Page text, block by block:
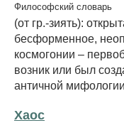
Философский словарь
(от гр.-зиять):
бесформенное,
космогонии –
возник или был
античной мифологии
Хаос